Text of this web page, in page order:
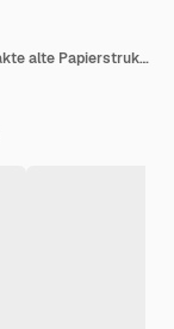
Vintage braunes Papier mit Falten, abstrakte alte Papierstrukturen für den Hintergrund